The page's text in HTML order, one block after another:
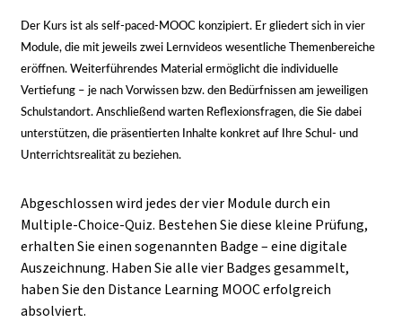
Der Kurs ist als self-paced-MOOC konzipiert. Er gliedert sich in vier
Module, die mit jeweils zwei Lernvideos wesentliche Themenbereiche
eröffnen. Weiterführendes Material ermöglicht die individuelle
Vertiefung – je nach Vorwissen bzw. den Bedürfnissen am jeweiligen
Schulstandort. Anschließend warten Reflexionsfragen, die Sie dabei
unterstützen, die präsentierten Inhalte konkret auf Ihre Schul- und
Unterrichtsrealität zu beziehen.
Abgeschlossen wird jedes der vier Module durch ein
Multiple-Choice-Quiz. Bestehen Sie diese kleine Prüfung,
erhalten Sie einen sogenannten Badge–eine digitale
Auszeichnung. Haben Sie alle vier Badges gesammelt,
haben Sie den Distance Learning MOOC erfolgreich
absolviert.